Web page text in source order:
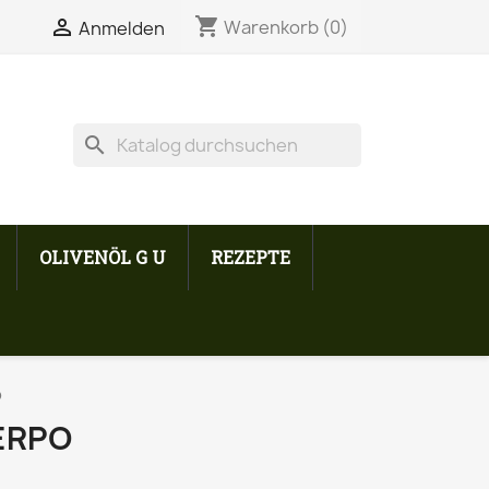
 Anmelden shopping_cart Warenkorb (0)
search
OLIVENÖL G U REZEPTE